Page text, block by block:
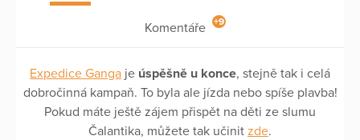
Komentáře +9
Expedice Ganga je úspěšně u konce, stejně tak i celá
dobročinná kampaň. To byla ale jízda nebo spíše plavba!
Pokud máte ještě zájem přispět na děti ze slumu
Čalantika, můžete tak učinit zde.